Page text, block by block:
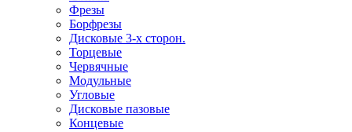
Фрезы
Борфрезы
Дисковые 3-х сторон.
Торцевые
Червячные
Модульные
Угловые
Дисковые пазовые
Концевые